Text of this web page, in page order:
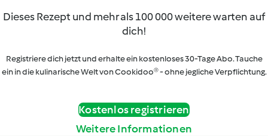
Dieses Rezept und mehr als 100 000 weitere warten auf
dich!
Registriere dich jetzt und erhalte ein kostenloses 30-Tage Abo. Tauche
ein in die kulinarische Welt von Cookidoo® - ohne jegliche Verpflichtung.
Kostenlos registrieren
Weitere Informationen